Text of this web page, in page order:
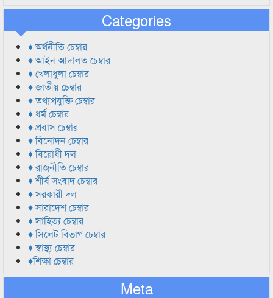
Categories
♦ অর্থনীতি চেম্বার
♦ আইন আদালত চেম্বার
♦ খেলাধুলা চেম্বার
♦ জাতীয় চেম্বার
♦ তথ্যপ্রযুক্তি চেম্বার
♦ ধর্ম চেম্বার
♦ প্রবাস চেম্বার
♦ বিনোদন চেম্বার
♦ বিরোধী দল
♦ রাজনীতি চেম্বার
♦ শীর্ষ সংবাদ চেম্বার
♦ সরকারী দল
♦ সারাদেশ চেম্বার
♦ সাহিত্য চেম্বার
♦ সিলেট বিভাগ চেম্বার
♦ স্বাস্থ্য চেম্বার
♦শিক্ষা চেম্বার
Meta